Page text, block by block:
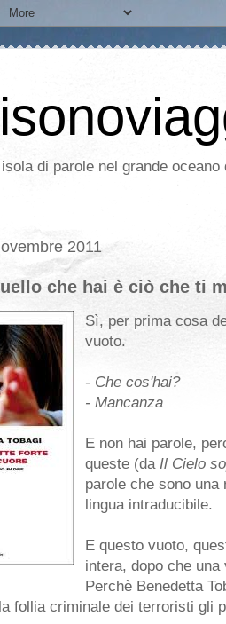
di parole nel grande
2011
che hai è ciò che ti
Sì, per prima cosa
vuoto.
- Che cos'hai?
- Mancanza
E non hai parole,
queste (da Il Cielo
parole che sono
lingua intraducibile.
E questo vuoto,
intera, dopo che
Perchè Benedetta
follia criminale dei terroristi gli